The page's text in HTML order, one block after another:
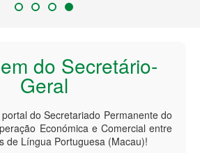
do Secretário-
Geral
do Secretariado Permanente do
Económica e Comercial entre
de Língua Portuguesa (Macau)!